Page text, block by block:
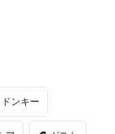
ンキー